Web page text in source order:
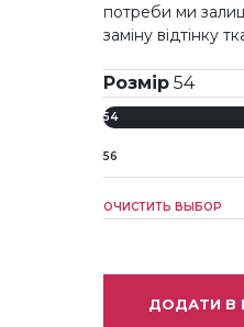
потреби ми
заміну відтінку
Розмір 54
54
56
ОЧИСТИТЬ ВЫБОР
ДОДАТИ В